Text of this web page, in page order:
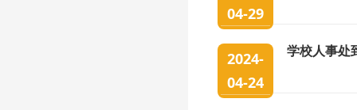
04-29
2024-
04-24
学校人事处